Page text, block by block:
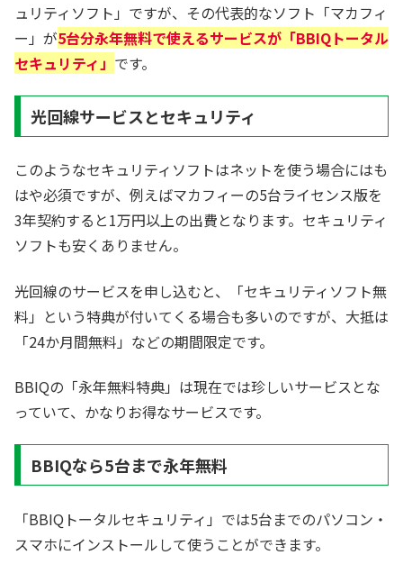
ュリティソフト」ですが、その代表的なソフト「マカフィ
ー」が5台分永年無料で使えるサービスが「BBIQトータル
セキュリティ」 です。
光回線サービスとセキュリティ
このようなセキュリティソフトはネットを使う場合にはも
はや必須ですが、例えばマカフィーの5台ライセンス版を
3年契約すると1万円以上の出費となります。セキュリティ
ソフトも安くありません。
光回線のサービスを申し込むと、「セキュリティソフト無
料」という特典が付いてくる場合も多いのですが、大抵は
「24か月間無料」などの期間限定です。
BBIQの「永年無料特典」は現在では珍しいサービスとな
っていて、かなりお得なサービスです。
BBIQなら5台まで永年無料
「BBIQトータルセキュリティ」では5台までのパソコン・
スマホにインストールして使うことができます。